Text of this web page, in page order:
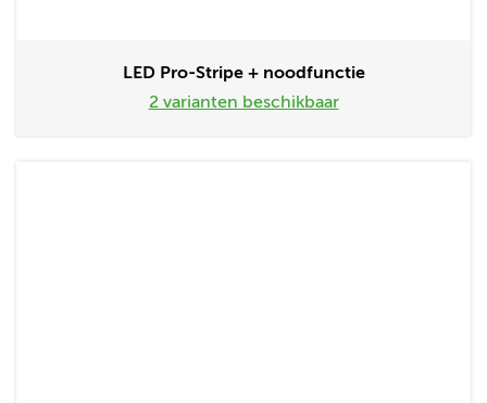
LED Pro-Stripe + noodfunctie
2 varianten beschikbaar